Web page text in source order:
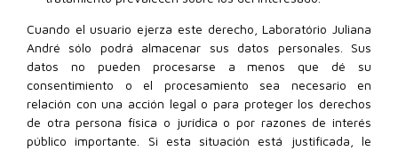
Cuando el usuario ejerza este derecho, Laboratório Juliana
André sólo podrá almacenar sus datos personales. Sus
datos no pueden procesarse a menos que dé su
consentimiento o el procesamiento sea necesario en
relación con una acción legal o para proteger los derechos
de otra persona física o jurídica o por razones de interés
público importante. Si esta situación está justificada, le